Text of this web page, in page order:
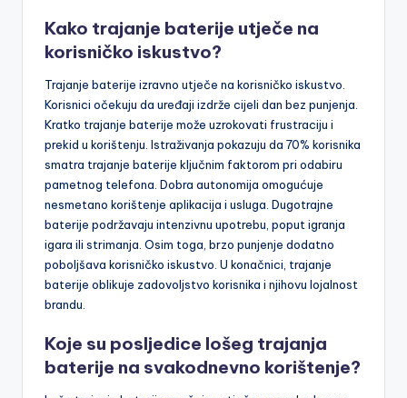
Kako trajanje baterije utječe na
korisničko iskustvo?
Trajanje baterije izravno utječe na korisničko iskustvo.
Korisnici očekuju da uređaji izdrže cijeli dan bez punjenja.
Kratko trajanje baterije može uzrokovati frustraciju i
prekid u korištenju. Istraživanja pokazuju da 70% korisnika
smatra trajanje baterije ključnim faktorom pri odabiru
pametnog telefona. Dobra autonomija omogućuje
nesmetano korištenje aplikacija i usluga. Dugotrajne
baterije podržavaju intenzivnu upotrebu, poput igranja
igara ili strimanja. Osim toga, brzo punjenje dodatno
poboljšava korisničko iskustvo. U konačnici, trajanje
baterije oblikuje zadovoljstvo korisnika i njihovu lojalnost
brandu.
Koje su posljedice lošeg trajanja
baterije na svakodnevno korištenje?